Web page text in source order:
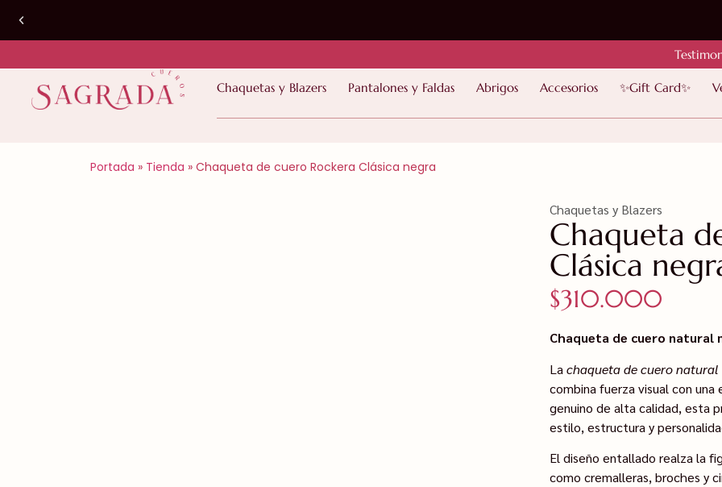
PRODUCTOS EN STOCK | Despacho a todo
Chile 2 a 4 días hábiles*
Chaquetas y Blazers Pantalones y Faldas Abrigos Accesorios ✨Gift Card✨
Portada » Tienda » Chaqueta de cuero Rockera Clásica negra
Chaquetas y Blazers
Chaqueta
Clásica
$310.000
Chaqueta de cuero natural
La chaqueta de cuero natural
combina fuerza visual con
genuino de alta calidad, esta
estilo, estructura y
El diseño entallado realza la
como cremalleras, broches y